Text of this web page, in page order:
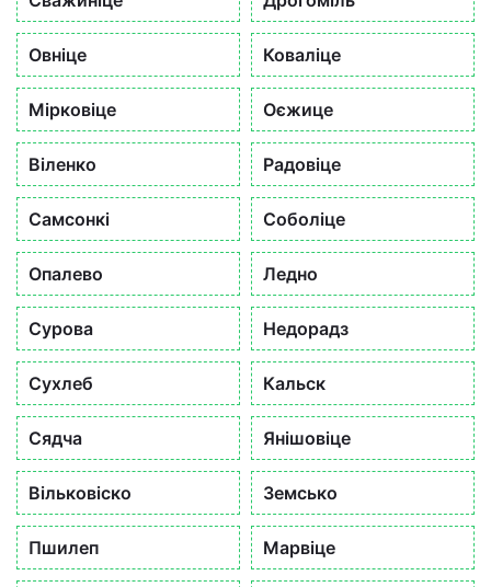
Овніце Коваліце
Мірковіце Оєжице
Віленко Радовіце
Самсонкі Соболіце
Опалево Ледно
Сурова Недорадз
Сухлеб Кальск
Сядча Янішовіце
Вільковіско Земсько
Пшилеп Марвіце